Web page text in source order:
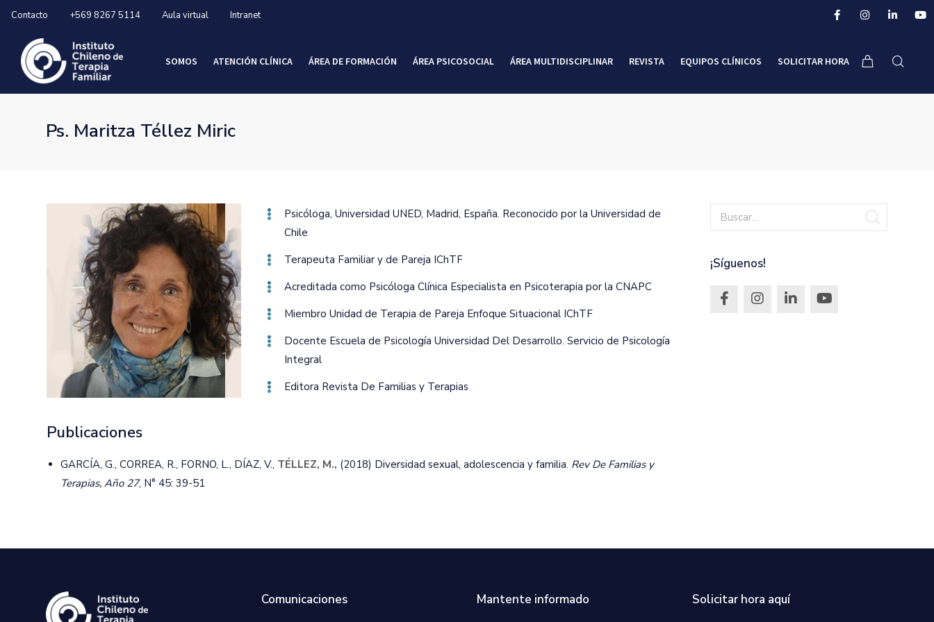
Contacto +569 8267 5114 Aula virtual Intranet
SOMOS ATENCIÓN CLÍNICA ÁREA DE FORMACIÓN ÁREA PSICOSOCIAL ÁREA MULTIDISCIPLINAR REVISTA EQUIPOS CLÍNICOS SOLICITAR HORA
Ps. Maritza Téllez Miric
Psicóloga‚ Universidad UNED‚ Madrid‚ España. Reconocido por la Universidad de
Chile
Terapeuta Familiar y de Pareja IChTF
Acreditada como Psicóloga Clínica Especialista en Psicoterapia por la CNAPC
Miembro Unidad de Terapia de Pareja Enfoque Situacional IChTF
Docente Escuela de Psicología Universidad Del Desarrollo. Servicio de Psicología
Integral
Editora Revista De Familias y Terapias
Publicaciones
GARCÍA, G., CORREA, R., FORNO, L., DÍAZ, V., TÉLLEZ, M., (2018) Diversidad sexual, adolescencia y familia. Rev De Familias y
Terapias, Año 27, N° 45: 39-51
¡Síguenos!
Comunicaciones Mantente informado Solicitar hora aquí